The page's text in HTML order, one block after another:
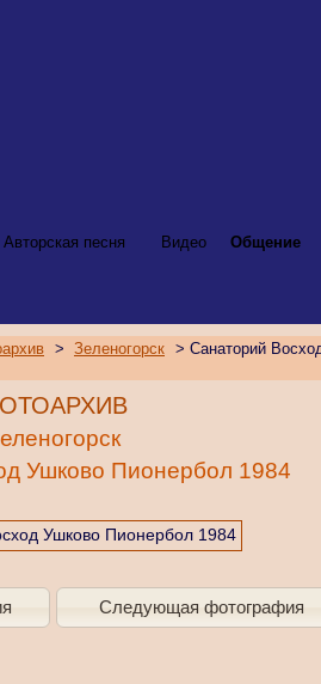
Авторская песня Видео Общение
> Зеленогорск
> Санаторий
Ушково Пионербол 1984
Следующая фотография